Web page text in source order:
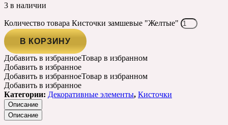
3 в наличии
Количество товара Кисточки замшевые "Желтые"
В КОРЗИНУ
Добавить в избранноеТовар в избранном
Добавить в избранное
Добавить в избранноеТовар в избранном
Добавить в избранное
Категории: Декоративные элементы, Кисточки
Описание
Описание